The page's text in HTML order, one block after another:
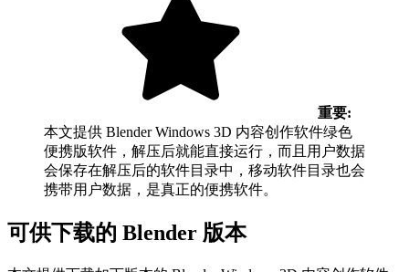
重要:
本文提供 Blender Windows 3D 内容创作软件绿色
便携版软件，解压后就能直接运行，而且用户数据
会保存在解压后的软件目录中，移动软件目录也会
携带用户数据，是真正的便携软件。
可供下载的 Blender 版本